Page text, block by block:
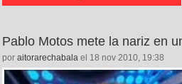
Pablo Motos mete la nariz en
por aitorarechabala el 18 nov 2010, 19:38